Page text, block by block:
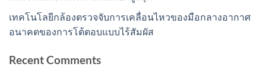
เทคโนโลยีกล้องตรวจจับการเคลื่อนไหวของมือกลางอากาศ
อนาคตของการโต้ตอบแบบไร้สัมผัส
Recent Comments